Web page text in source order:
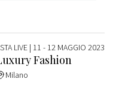
LIVE | 11 - 12 MAGGIO 2023
Fashion
Milano